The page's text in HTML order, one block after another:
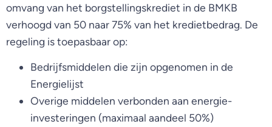
omvang van het borgstellingskrediet in de BMKB
verhoogd van 50 naar 75% van het kredietbedrag. De
regeling is toepasbaar op:
Bedrijfsmiddelen die zijn opgenomen in de
Energielijst
Overige middelen verbonden aan energie-
investeringen (maximaal aandeel 50%)